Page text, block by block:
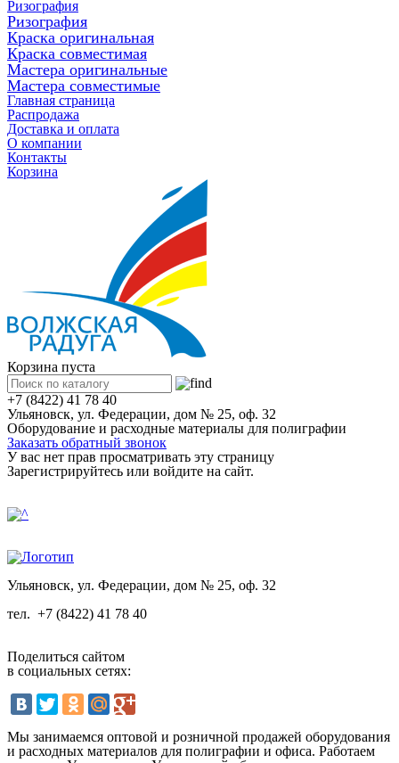
Ризография
Ризография
Краска оригинальная
Краска совместимая
Мастера оригинальные
Мастера совместимые
Главная страница
Распродажа
Доставка и оплата
О компании
Контакты
Корзина
Корзина пуста
+7 (8422) 41 78 40
Ульяновск, ул. Федерации, дом № 25, оф. 32
Оборудование и расходные материалы для полиграфии
Заказать обратный звонок
У вас нет прав просматривать эту страницу
Зарегистрируйтесь или войдите на сайт.
Ульяновск, ул. Федерации, дом № 25, оф. 32
тел. +7 (8422) 41 78 40
Поделиться сайтом
в социальных сетях:
Мы занимаемся оптовой и розничной продажей оборудования
и расходных материалов для полиграфии и офиса. Работаем